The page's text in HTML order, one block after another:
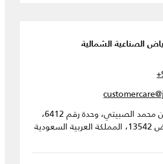
الصناعية الشمالية
2985 شارع أحمد بن محمد الصبيتي، وحدة رقم 6412،